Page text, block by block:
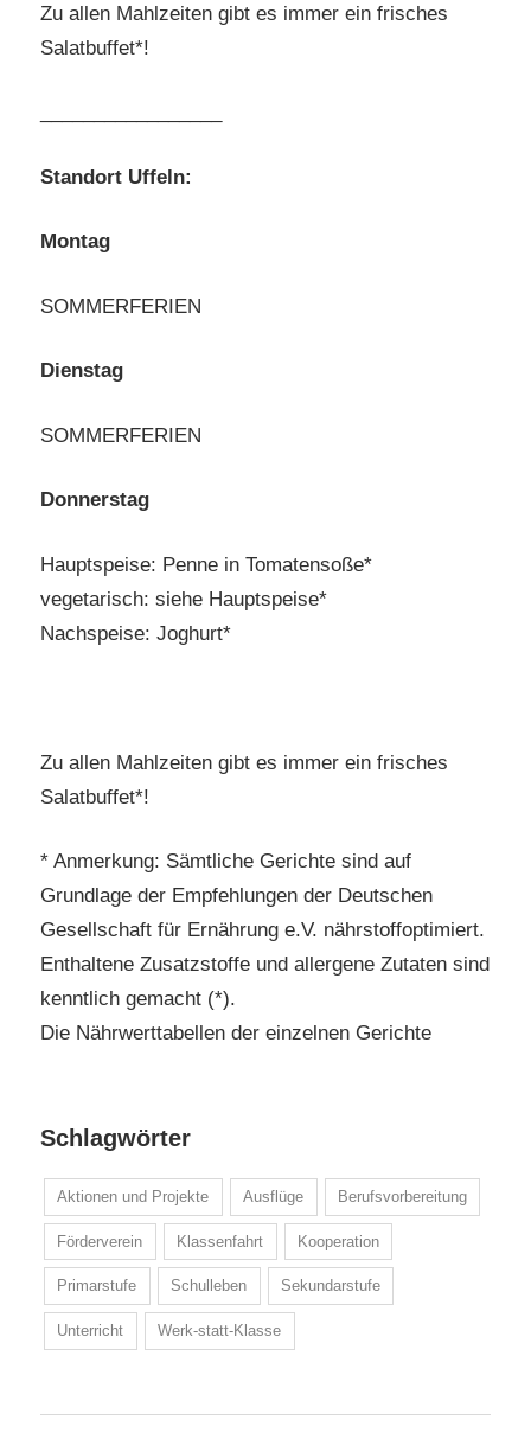
Zu allen Mahlzeiten gibt es immer ein frisches
Salatbuffet*!
Standort Uffeln:
Montag
SOMMERFERIEN
Dienstag
SOMMERFERIEN
Donnerstag
Hauptspeise: Penne in Tomatensoße*
vegetarisch: siehe Hauptspeise*
Nachspeise: Joghurt*
Zu allen Mahlzeiten gibt es immer ein frisches
Salatbuffet*!
* Anmerkung: Sämtliche Gerichte sind auf
Grundlage der Empfehlungen der Deutschen
Gesellschaft für Ernährung e.V. nährstoffoptimiert.
Enthaltene Zusatzstoffe und allergene Zutaten sind
kenntlich gemacht (*).
Die Nährwerttabellen der einzelnen Gerichte
Schlagwörter
Aktionen und Projekte Ausflüge Berufsvorbereitung
Förderverein Klassenfahrt Kooperation
Primarstufe Schulleben Sekundarstufe
Unterricht Werk-statt-Klasse